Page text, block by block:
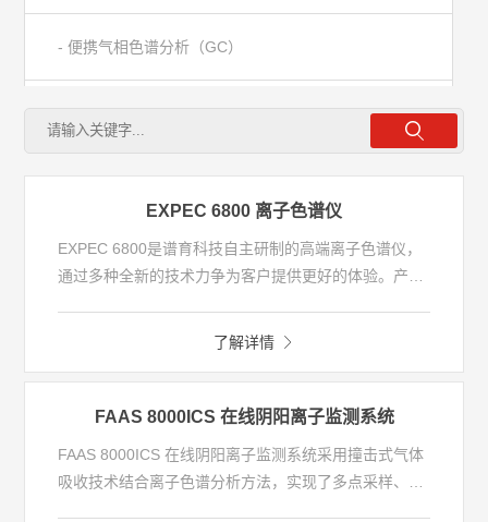
- 便携气相色谱分析（GC）
- 在线气相色谱分析（GC）
- 台式气相色谱分析（GC)
- 液相色谱分析（LC）
- 防爆气相色谱分析
- 气相色谱离子迁移分析
理化分析
EXPEC 6800 离子色谱仪
EXPEC 6800是谱育科技自主研制的高端离子色谱仪，
通过多种全新的技术力争为客户提供更好的体验。产品
轻松满足样品批处理分析，元素的形态分析等需求。
了解详情
FAAS 8000ICS 在线阴阳离子监测系统
FAAS 8000ICS 在线阴阳离子监测系统采用撞击式气体
吸收技术结合离子色谱分析方法，实现了多点采样、气